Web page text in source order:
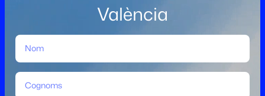
València